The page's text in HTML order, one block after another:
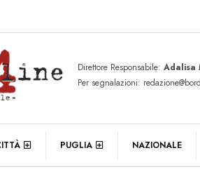
Direttore Responsabile: Adalisa
Per segnalazioni:
PUGLIA NAZIONALE